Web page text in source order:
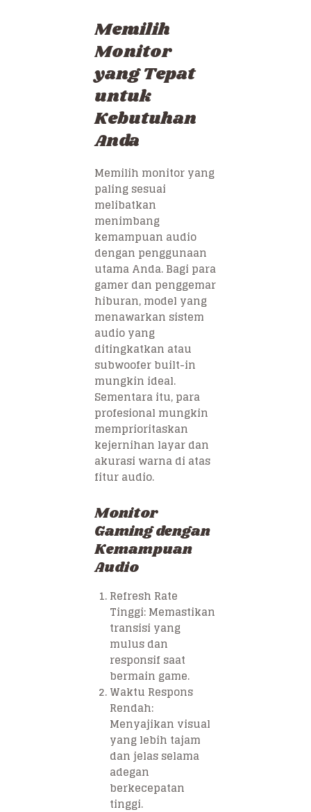
Memilih
Monitor
yang Tepat
untuk
Kebutuhan
Anda
Memilih monitor yang
paling sesuai
melibatkan
menimbang
kemampuan audio
dengan penggunaan
utama Anda. Bagi para
gamer dan penggemar
hiburan, model yang
menawarkan sistem
audio yang
ditingkatkan atau
subwoofer built-in
mungkin ideal.
Sementara itu, para
profesional mungkin
memprioritaskan
kejernihan layar dan
akurasi warna di atas
fitur audio.
Monitor
Gaming dengan
Kemampuan
Audio
Refresh Rate
Tinggi: Memastikan
transisi yang
mulus dan
responsif saat
bermain game.
Waktu Respons
Rendah:
Menyajikan visual
yang lebih tajam
dan jelas selama
adegan
berkecepatan
tinggi.